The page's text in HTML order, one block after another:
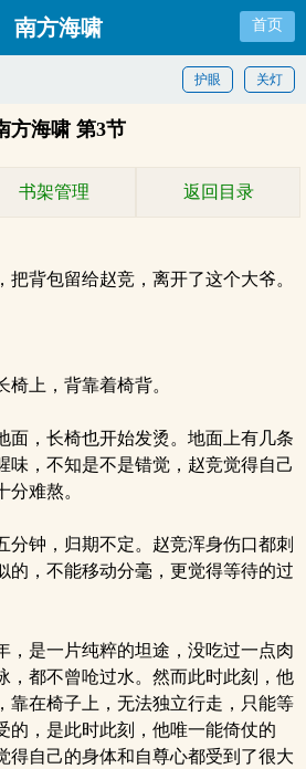
南方海啸 首页
关灯
护眼
方海啸 第3节
书架管理 返回目录
背包留给赵竞，离开了这个大爷。
上，背靠着椅背。
，长椅也开始发烫。地面上有几条
味，不知是不是错觉，赵竞觉得自己
难熬。
钟，归期不定。赵竞浑身伤口都刺
的，不能移动分毫，更觉得等待的过
是一片纯粹的坦途，没吃过一点肉
，都不曾呛过水。然而此时此刻，他
靠在椅子上，无法独立行走，只能等
的，是此时此刻，他唯一能倚仗的
得自己的身体和自尊心都受到了很大